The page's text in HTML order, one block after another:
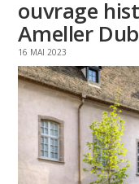
ouvrage
Ameller
16 MAI 2023